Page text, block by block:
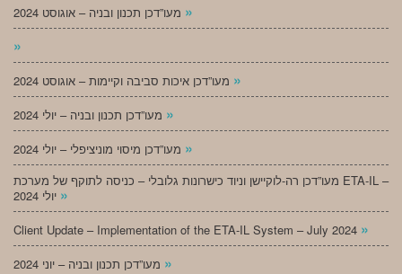
»
»
»
»
»
מעו”דכן רה-לוקיישן וניוד כישרונות גלובלי – כניסה לתוקף של מערכת ETA-IL –
»
Client Update – Implementation of the ETA-IL System – July 2024 »
»